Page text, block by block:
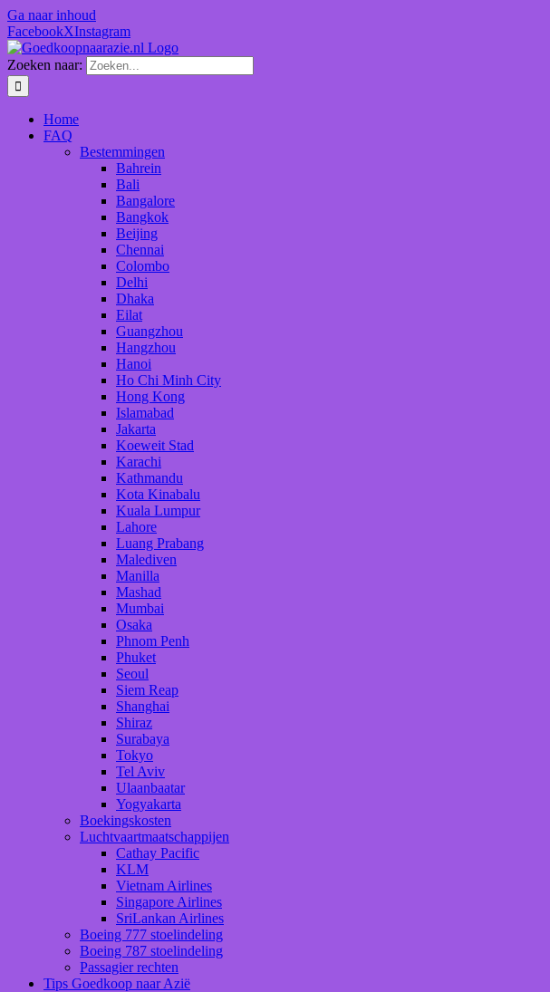
Ga naar inhoud
FacebookXInstagram
Zoeken naar:
Home
FAQ
Bestemmingen
Bahrein
Bali
Bangalore
Bangkok
Beijing
Chennai
Colombo
Delhi
Dhaka
Eilat
Guangzhou
Hangzhou
Hanoi
Ho Chi Minh City
Hong Kong
Islamabad
Jakarta
Koeweit Stad
Karachi
Kathmandu
Kota Kinabalu
Kuala Lumpur
Lahore
Luang Prabang
Malediven
Manilla
Mashad
Mumbai
Osaka
Phnom Penh
Phuket
Seoul
Siem Reap
Shanghai
Shiraz
Surabaya
Tokyo
Tel Aviv
Ulaanbaatar
Yogyakarta
Boekingskosten
Luchtvaartmaatschappijen
Cathay Pacific
KLM
Vietnam Airlines
Singapore Airlines
SriLankan Airlines
Boeing 777 stoelindeling
Boeing 787 stoelindeling
Passagier rechten
Tips Goedkoop naar Azië